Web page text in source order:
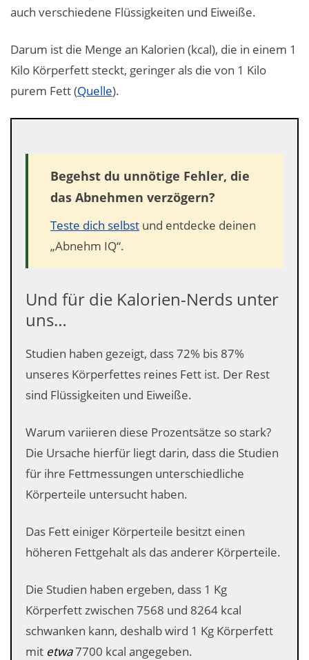
auch verschiedene Flüssigkeiten und Eiweiße.
Darum ist die Menge an Kalorien (kcal), die in einem 1
Kilo Körperfett steckt, geringer als die von 1 Kilo
purem Fett (Quelle).
Begehst du unnötige Fehler, die
das Abnehmen verzögern?
Teste dich selbst und entdecke deinen
„Abnehm IQ“.
Und für die Kalorien-Nerds unter
uns…
Studien haben gezeigt, dass 72% bis 87%
unseres Körperfettes reines Fett ist. Der Rest
sind Flüssigkeiten und Eiweiße.
Warum variieren diese Prozentsätze so stark?
Die Ursache hierfür liegt darin, dass die Studien
für ihre Fettmessungen unterschiedliche
Körperteile untersucht haben.
Das Fett einiger Körperteile besitzt einen
höheren Fettgehalt als das anderer Körperteile.
Die Studien haben ergeben, dass 1 Kg
Körperfett zwischen 7568 und 8264 kcal
schwanken kann, deshalb wird 1 Kg Körperfett
mit etwa7700 kcal angegeben.